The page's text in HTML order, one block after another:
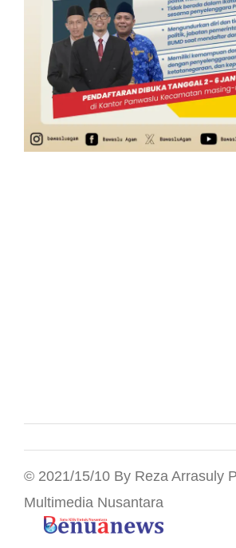
© 2021/15/10 By Reza Arrasuly
Multimedia Nusantara